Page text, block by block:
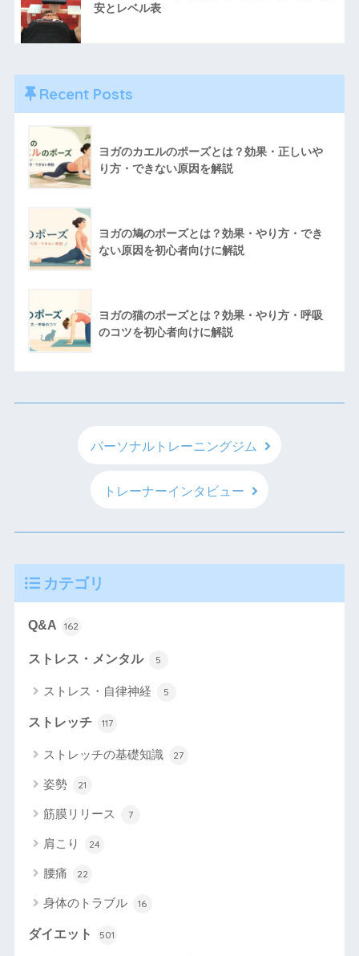
安とレベル表
Recent Posts
ヨガのカエルのポーズとは？効果・正しいや
り方・できない原因を解説
ヨガの鳩のポーズとは？効果・やり方・でき
ない原因を初心者向けに解説
ヨガの猫のポーズとは？効果・やり方・呼吸
のコツを初心者向けに解説
パーソナルトレーニングジム
トレーナーインタビュー
カテゴリ
Q&A 162
ストレス・メンタル 5
ストレス・自律神経 5
ストレッチ 117
ストレッチの基礎知識 27
姿勢 21
筋膜リリース 7
肩こり 24
腰痛 22
身体のトラブル 16
ダイエット 501